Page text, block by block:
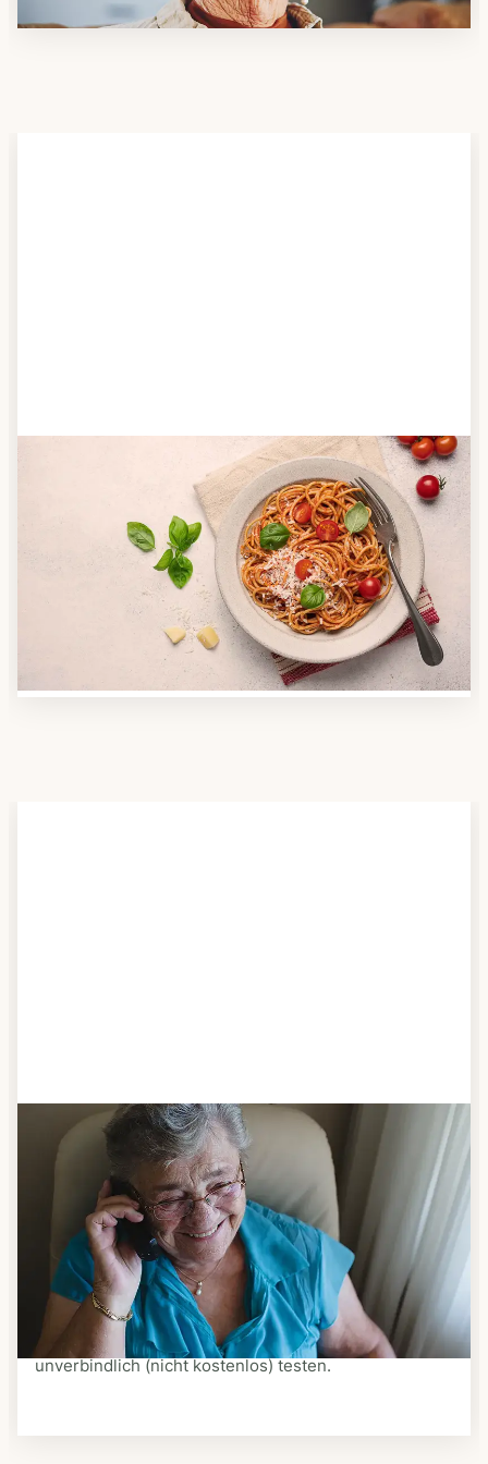
Anbieter finden
Nutzen Sie unsere große Mahlzeiten-Dienst-Suche,
um herauszufinden, welche Anbieter es in Ihrer
Region gibt und welcher am besten zu Ihnen passt.
Verschaffen Sie sich auch einen Überblick über die
Essen auf Rädern-Kosten.
Schritt 3
Bestellen & liefern lassen
Suchen Sie sich aus dem Speiseplan Ihres Anbieters
aus, was Ihnen schmeckt. Bestellen Sie telefonisch,
schriftlich oder im Online-Shop Ihres Anbieters.
Ein Kurier liefert Ihnen das bestellte Essen zum
vereinbarten Zeitpunkt nach Hause. Bei vielen
Anbietern können Sie Essen auf Rädern auch
unverbindlich (nicht kostenlos) testen.